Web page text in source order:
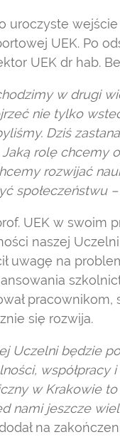
uroczyste
UEK. Po
UEK dr hab.
w drugi
nie tylko
Dziś
rolę chcemy
rozwijać
społeczeństwu –
UEK w swoim
naszej
uwagę na
się rozwija.
Uczelni będzie
współpracy
w Krakowie to
nami jeszcze
na